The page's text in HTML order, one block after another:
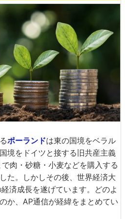
ポーランドは東の国境をベラル
境をドイツと接する旧共産主義
肉・砂糖・小麦などを購入する
た。しかしその後、世界経済大
済成長を遂げています。どのよ
か、AP通信が経緯をまとめてい